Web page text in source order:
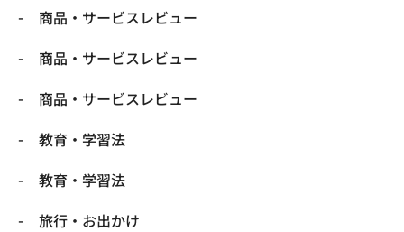
商品・サービスレビュー
商品・サービスレビュー
商品・サービスレビュー
教育・学習法
教育・学習法
旅行・お出かけ